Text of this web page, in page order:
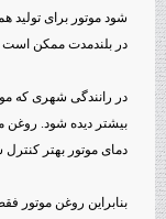
شود موتور برای تولید
در بلندمدت ممکن
در رانندگی شهری که
بیشتر دیده شود.
دمای موتور بهتر
بنابراین روغن موتور